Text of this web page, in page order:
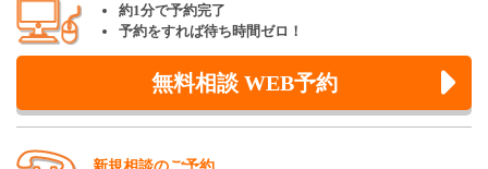
約1分で予約完了
予約をすれば待ち時間ゼロ！
無料相談 WEB予約